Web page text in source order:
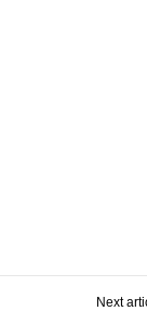
Next